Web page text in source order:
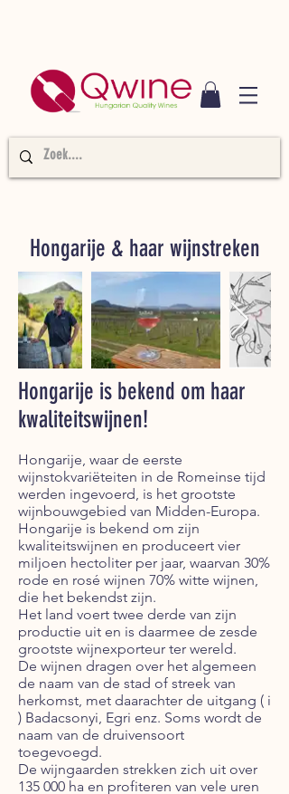
Hongarije & haar wijnstreken
Hongarije is bekend om haar
kwaliteitswijnen!
Hongarije, waar de eerste
wijnstokvariëteiten in de Romeinse tijd
werden ingevoerd, is het grootste
wijnbouwgebied van Midden-Europa.
Hongarije is bekend om zijn
kwaliteitswijnen en produceert vier
miljoen hectoliter per jaar, waarvan 30%
rode en rosé wijnen 70% witte wijnen,
die het bekendst zijn.
Het land voert twee derde van zijn
productie uit en is daarmee de zesde
grootste wijnexporteur ter wereld.
De wijnen dragen over het algemeen
de naam van de stad of streek van
herkomst, met daarachter de uitgang ( i
) Badacsonyi, Egri enz. Soms wordt de
naam van de druivensoort
toegevoegd.
De wijngaarden strekken zich uit over
135 000 ha en profiteren van vele uren